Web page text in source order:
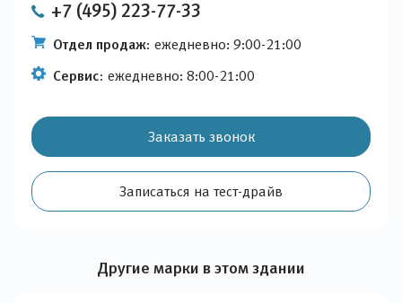
+7 (495) 223-77-33
Отдел продаж: ежедневно: 9:00-21:00
Сервис: ежедневно: 8:00-21:00
Заказать звонок
Записаться на тест-драйв
Другие марки в этом здании